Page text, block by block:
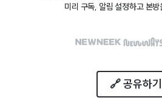
미리 구독, 알림 설정하고 본
🔗 공유하기